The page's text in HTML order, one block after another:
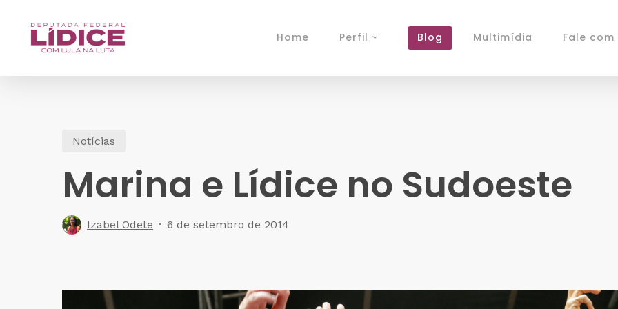
Home Perfil Blog Multimídia Fale com
Notícias
Marina e Lídice no Sudoeste
Izabel Odete 6 de setembro de 2014